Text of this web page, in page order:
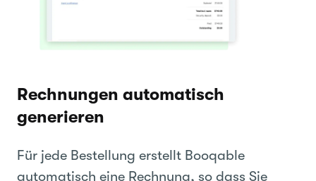
Rechnungen automatisch
generieren
Für jede Bestellung erstellt Booqable
automatisch eine Rechnung, so dass Sie